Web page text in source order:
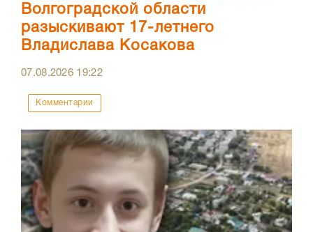
Волгоградской области
разыскивают 17-летнего
Владислава Косакова
07.08.2026 19:22
Комментарии